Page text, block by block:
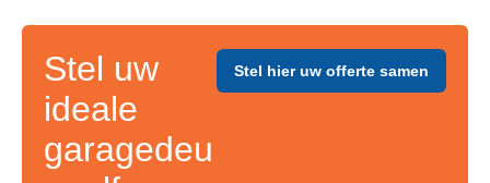
Stel uw
ideale
garagedeu
Stel hier uw offerte samen